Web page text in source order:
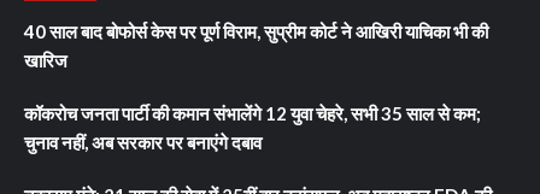
40 साल बाद बोफोर्स केस पर पूर्ण विराम, सुप्रीम कोर्ट ने आखिरी याचिका भी की
खारिज
कॉकरोच जनता पार्टी की कमान संभालेंगे 12 युवा चेहरे, सभी 35 साल से कम;
चुनाव नहीं, अब सरकार पर बनाएंगे दबाव